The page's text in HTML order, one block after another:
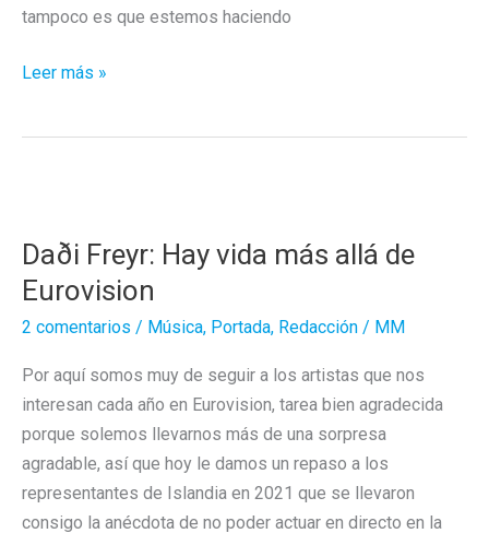
tampoco es que estemos haciendo
Ya
Leer más »
Daði Freyr: Hay vida más allá de
Eurovision
2 comentarios / Música, Portada, Redacción / MM
Por aquí somos muy de seguir a los artistas que nos
interesan cada año en Eurovision, tarea bien agradecida
porque solemos llevarnos más de una sorpresa
agradable, así que hoy le damos un repaso a los
representantes de Islandia en 2021 que se llevaron
consigo la anécdota de no poder actuar en directo en la